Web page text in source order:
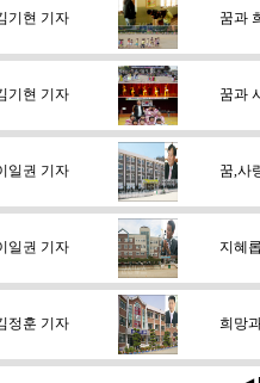
기현 기자 꿈과
기현 기자 꿈과
일권 기자 꿈,사
일권 기자 지혜
정훈 기자 희망